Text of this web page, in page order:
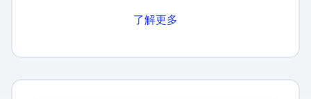
了解更多